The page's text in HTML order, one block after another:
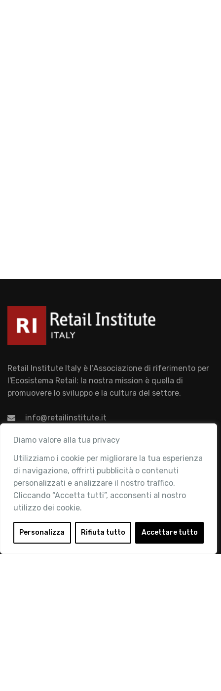
Diamo valore alla tua privacy
Utilizziamo i cookie per migliorare la tua esperienza
di navigazione, offrirti pubblicità o contenuti
personalizzati e analizzare il nostro traffico.
Cliccando “Accetta tutti”, acconsenti al nostro
utilizzo dei cookie.
Personalizza Rifiuta tutto Accettare tutto
Retail Institute Italy è l’Associazione di riferimento per
l'Ecosistema Retail: la nostra mission è quella di
promuovere lo sviluppo e la cultura del settore.
info@retailinstitute.it
Associazione
Chi siamo
Attività
Contatti
Area Riservata
Login
Diventa Socio